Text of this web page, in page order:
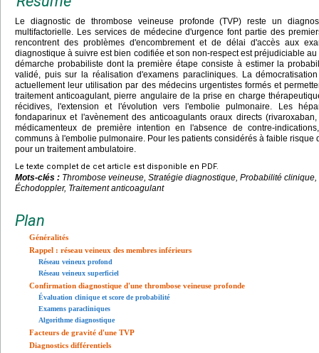
Le diagnostic de thrombose veineuse profonde (TVP) reste un
multifactorielle. Les services de médecine d'urgence font partie des
rencontrent des problèmes d'encombrement et de délai d'accès aux
diagnostique à suivre est bien codifiée et son non-respect est préjudiciable
démarche probabiliste dont la première étape consiste à estimer la
validé, puis sur la réalisation d'examens paracliniques. La
actuellement leur utilisation par des médecins urgentistes formés et
traitement anticoagulant, pierre angulaire de la prise en charge
récidives, l'extension et l'évolution vers l'embolie pulmonaire. Les
fondaparinux et l'avènement des anticoagulants oraux directs
médicamenteux de première intention en l'absence de contre-
communs à l'embolie pulmonaire. Pour les patients considérés à faible risque
pour un traitement ambulatoire.
Le texte complet de cet article est disponible en PDF.
Mots-clés : Thrombose veineuse, Stratégie diagnostique, Probabilité
Échodoppler, Traitement anticoagulant
Plan
Généralités
Rappel : réseau veineux des membres inférieurs
Réseau veineux profond
Réseau veineux superficiel
Confirmation diagnostique d'une thrombose veineuse profonde
Évaluation clinique et score de probabilité
Examens paracliniques
Algorithme diagnostique
Facteurs de gravité d'une TVP
Diagnostics différentiels